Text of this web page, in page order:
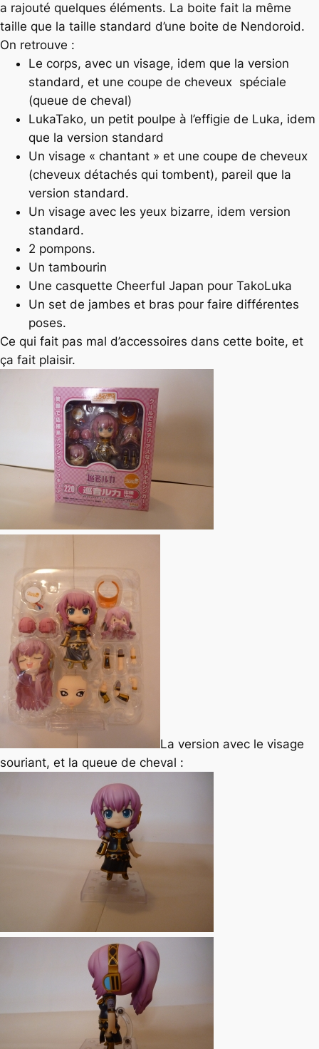
a rajouté quelques éléments. La boite fait la même
taille que la taille standard d’une boite de Nendoroid.
On retrouve :
Le corps, avec un visage, idem que la version
standard, et une coupe de cheveux spéciale
(queue de cheval)
LukaTako, un petit poulpe à l’effigie de Luka, idem
que la version standard
Un visage « chantant » et une coupe de cheveux
(cheveux détachés qui tombent), pareil que la
version standard.
Un visage avec les yeux bizarre, idem version
standard.
2 pompons.
Un tambourin
Une casquette Cheerful Japan pour TakoLuka
Un set de jambes et bras pour faire différentes
poses.
Ce qui fait pas mal d’accessoires dans cette boite, et
ça fait plaisir.
La version avec le visage
souriant, et la queue de cheval :